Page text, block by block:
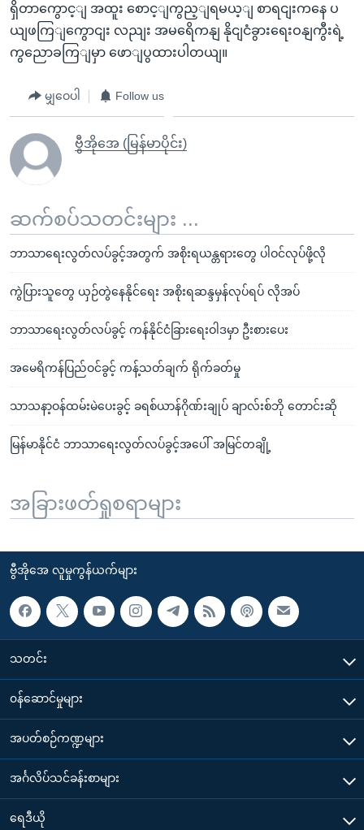
ရှိတာကွောင့ျ အထူး စောင့ျကွည့ျရမယ့ျ စာရငျးကနေ ပ
ယျဖကြျကွောငျး လညျး အမရေိကနျ နိုငျငံခွားရေးဝနျကွီးရဲ့
ကွညောခကြျမှာ ဖောျပွထားပါတယျ။
မျှဝေပါ Follow us
ဗွီအိုအေ (မြန်မာပိုင်း)
ဆက်စပ်သတင်းများ ...
ဘာသာရေးလွတ်လပ်ခွင့်အတွက် အစိုးရယန္တရားတွေ ပါဝင်လုပ်ဖို့လို
ကွဲပြားသူတွေ ယှဉ်တွဲနေနိုင်ရေး အစိုးရဆန္ဒမှန်လုပ်ရပ် လိုအပ်
ဘာသာရေးလွတ်လပ်ခွင့် ကန်နိုင်ငံခြားရေးဝါဒမှာ ဦးစားပေး
အမေရိကန်ပြည်ဝင်ခွင့် ကန့်သတ်ချက် ရိုက်ခတ်မှု
သာသနာ့ဝန်ထမ်းမဲပေးခွင့် ခရစ်ယာန်ဂိုဏ်းချုပ် ချာလ်းစ်ဘို တောင်းဆို
မြန်မာနိုင်ငံ ဘာသာရေးလွတ်လပ်ခွင့်အပေါ် အမြင်တချို့
အခြားဖတ်ရှုစရာများ
ဗွီအိုအေ လူမှုကွန်ယက်များ
သတင်း
၀န်ဆောင်မှုများ
အပတ်စဉ်ကဏ္ဍများ
အင်္ဂလိပ်သင်ခန်းစာများ
ရေဒီယို